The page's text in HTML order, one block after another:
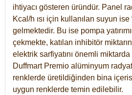
ihtiyacı gösteren üründür. Panel
Kcal/h ısı için kullanılan suyun ise
gelmektedir. Bu ise pompa
çekmekte, katılan inhibitör
elektrik sarfiyatını önemli
Duffmart Premio alüminyum
renklerde üretildiğinden bina
uygun renklerde temin edilebilir.